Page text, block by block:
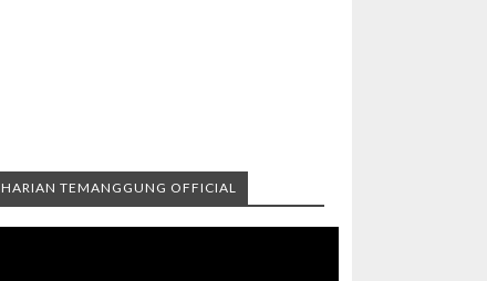
HARIAN TEMANGGUNG OFFICIAL